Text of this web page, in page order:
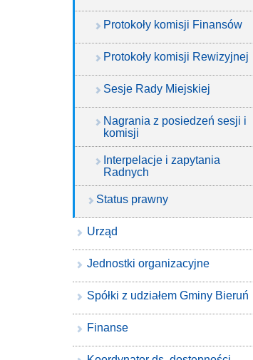
Protokoły komisji Finansów
Protokoły komisji Rewizyjnej
Sesje Rady Miejskiej
Nagrania z posiedzeń sesji i
komisji
Interpelacje i zapytania
Radnych
Status prawny
Urząd
Jednostki organizacyjne
Spółki z udziałem Gminy Bieruń
Finanse